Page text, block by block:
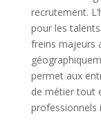
recrutement.
pour les
freins majeurs
permet aux
de métier tout
professionnels